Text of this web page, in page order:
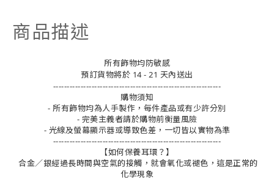
商品描述
所有飾物均防敏感
預訂貨物將於 14 - 21 天內送出
-------------------------------------------------------------
購物須知
- 所有飾物均為人手製作，每件產品或有少許分別
- 完美主義者請於購物前衡量風險
- 光線及螢幕顯示器或導致色差，一切皆以實物為準
-------------------------------------------------------------
【如何保養耳環？】
合金／銀經過長時間與空氣的接觸，就會氧化或褪色，這是正常的
化學現象